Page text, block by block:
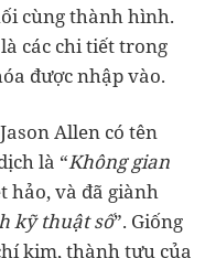
cùng thành hình.
các chi tiết trong
được nhập vào.
Allen có tên
là “Không gian
hảo, và đã giành
kỹ thuật số”. Giống
kim, thành tựu của